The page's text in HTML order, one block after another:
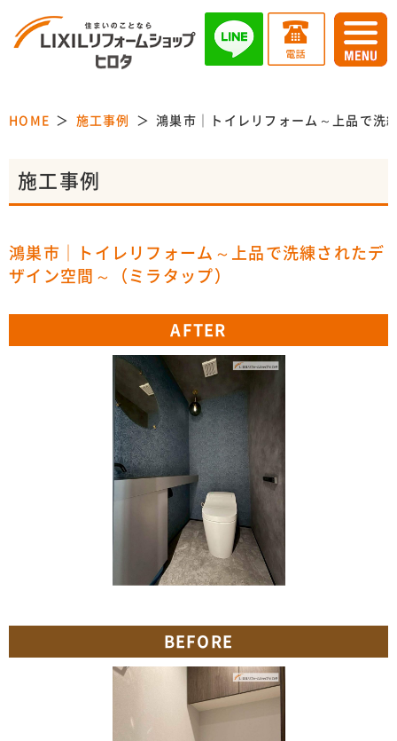
HOME 施工事例 鴻巣市｜トイレリフォーム～上品で洗
施工事例
鴻巣市｜トイレリフォーム～上品で洗練されたデ
ザイン空間～（ミラタップ）
AFTER
BEFORE